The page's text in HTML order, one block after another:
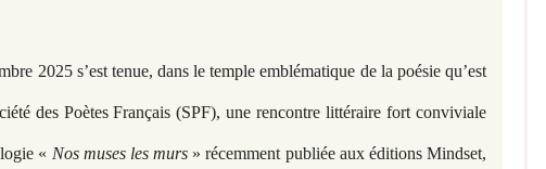
2025 s’est tenue, dans le temple emblématique de la poésie qu’est
des Poètes Français (SPF), une rencontre littéraire fort conviviale
« Nos muses les murs » récemment publiée aux éditions Mindset,